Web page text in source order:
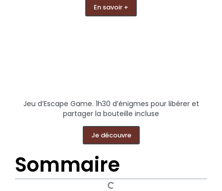
En savoir +
Jeu d’Escape Game. 1h30 d’énigmes pour libérer et
partager la bouteille incluse
Je découvre
Sommaire